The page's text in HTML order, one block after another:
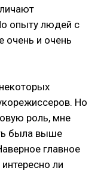
опыту людей с
очень и очень
Но
роль, мне
была выше
главное
ли